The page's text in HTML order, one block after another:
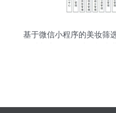
基于微信小程序的美妆筛